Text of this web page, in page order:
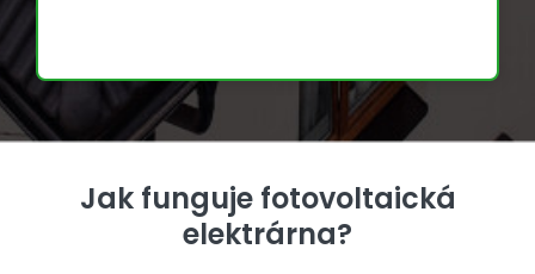
Jak funguje fotovoltaická
elektrárna?